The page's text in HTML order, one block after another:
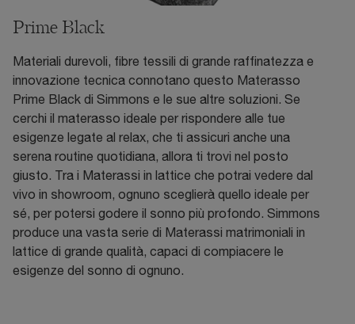
Prime Black
Materiali durevoli, fibre tessili di grande raffinatezza e
innovazione tecnica connotano questo Materasso
Prime Black di Simmons e le sue altre soluzioni. Se
cerchi il materasso ideale per rispondere alle tue
esigenze legate al relax, che ti assicuri anche una
serena routine quotidiana, allora ti trovi nel posto
giusto. Tra i Materassi in lattice che potrai vedere dal
vivo in showroom, ognuno sceglierà quello ideale per
sé, per potersi godere il sonno più profondo. Simmons
produce una vasta serie di Materassi matrimoniali in
lattice di grande qualità, capaci di compiacere le
esigenze del sonno di ognuno.